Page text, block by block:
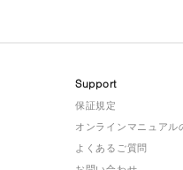
Support
保証規定
オンラインマニュアル
よくあるご質問